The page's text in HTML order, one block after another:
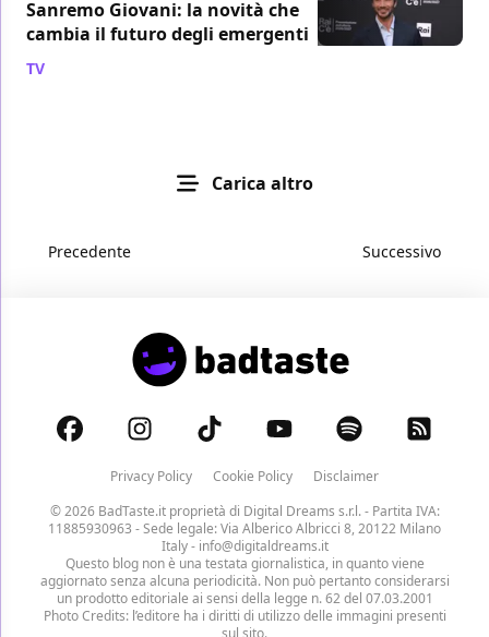
Sanremo Giovani: la novità che
cambia il futuro degli emergenti
TV
Carica altro
Precedente Successivo
Privacy Policy Cookie Policy
Disclaimer
© 2026 BadTaste.it proprietà di Digital Dreams s.r.l.- Partita IVA:
11885930963 - Sede legale: Via Alberico Albricci 8, 20122 Milano
Italy - info@digitaldreams.it
Questo blog non è una testata giornalistica, in quanto viene
aggiornato senza alcuna periodicità. Non può pertanto considerarsi
un prodotto editoriale ai sensi della legge n. 62 del 07.03.2001
Photo Credits: l’editore ha i diritti di utilizzo delle immagini presenti
sul sito.